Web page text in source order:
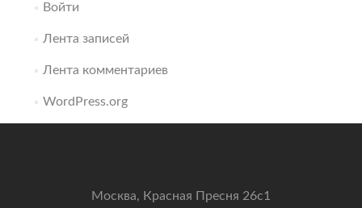
Войти
Лента записей
Лента комментариев
WordPress.org
Москва, Красная Пресня 26с1